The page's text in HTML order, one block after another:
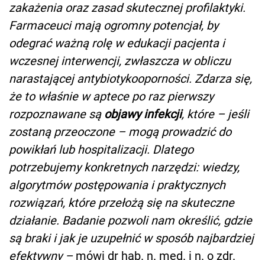
zakażenia oraz zasad skutecznej profilaktyki.
Farmaceuci mają ogromny potencjał, by
odegrać ważną rolę w edukacji pacjenta i
wczesnej interwencji, zwłaszcza w obliczu
narastającej antybiotykooporności. Zdarza się,
że to właśnie w aptece po raz pierwszy
rozpoznawane są objawy infekcji, które – jeśli
zostaną przeoczone – mogą prowadzić do
powikłań lub hospitalizacji. Dlatego
potrzebujemy konkretnych narzędzi: wiedzy,
algorytmów postępowania i praktycznych
rozwiązań, które przełożą się na skuteczne
działanie. Badanie pozwoli nam określić, gdzie
są braki i jak je uzupełnić w sposób najbardziej
efektywny –mówi dr hab. n. med. i n. o zdr.